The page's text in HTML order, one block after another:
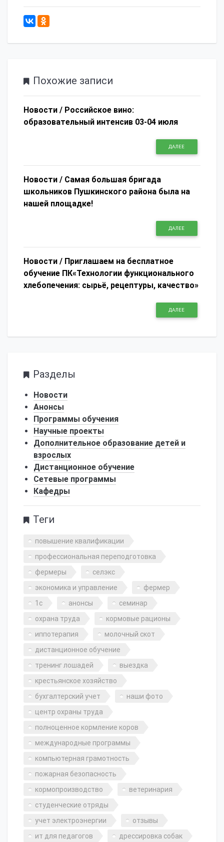
Похожие записи
Новости / Российское вино:
образовательный интенсив 03-04 июля
ДАЛЕЕ
Новости / Самая большая бригада
школьников Пушкинского района была на
нашей площадке!
ДАЛЕЕ
Новости / Приглашаем на бесплатное
обучение ПК«Технологии функционального
хлебопечения: сырьё, рецептуры, качество»
ДАЛЕЕ
Разделы
Новости
Анонсы
Программы обучения
Научные проекты
Дополнительное образование детей и
взрослых
Дистанционное обучение
Сетевые программы
Кафедры
Теги
повышение квалификации
профессиональная переподготовка
фермеры
селэкс
экономика и управление
фермер
1с
анонсы
семинар
охрана труда
кормовые рационы
иппотерапия
молочный скот
дистанционное обучение
тренинг лошадей
выездка
крестьянское хозяйство
бухгалтерский учет
наши фото
центр охраны труда
полноценное кормление коров
международные программы
компьютерная грамотность
пожарная безопасность
кормопроизводство
ветеринария
студенческие отряды
учет электроэнергии
отзывы
ит для педагогов
дрессировка собак